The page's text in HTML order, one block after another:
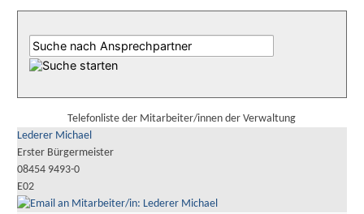
Telefonliste der Mitarbeiter/innen der Verwaltung
Lederer Michael
Erster Bürgermeister
08454 9493-0
E02